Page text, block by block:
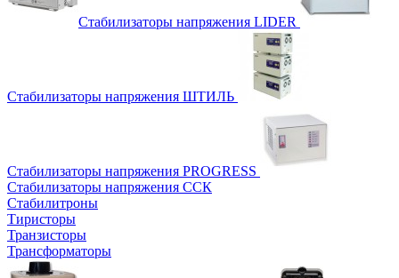
Стабилизаторы напряжения LIDER
Стабилизаторы напряжения ШТИЛЬ
Стабилизаторы напряжения PROGRESS
Стабилизаторы напряжения ССК
Стабилитроны
Тиристоры
Транзисторы
Трансформаторы